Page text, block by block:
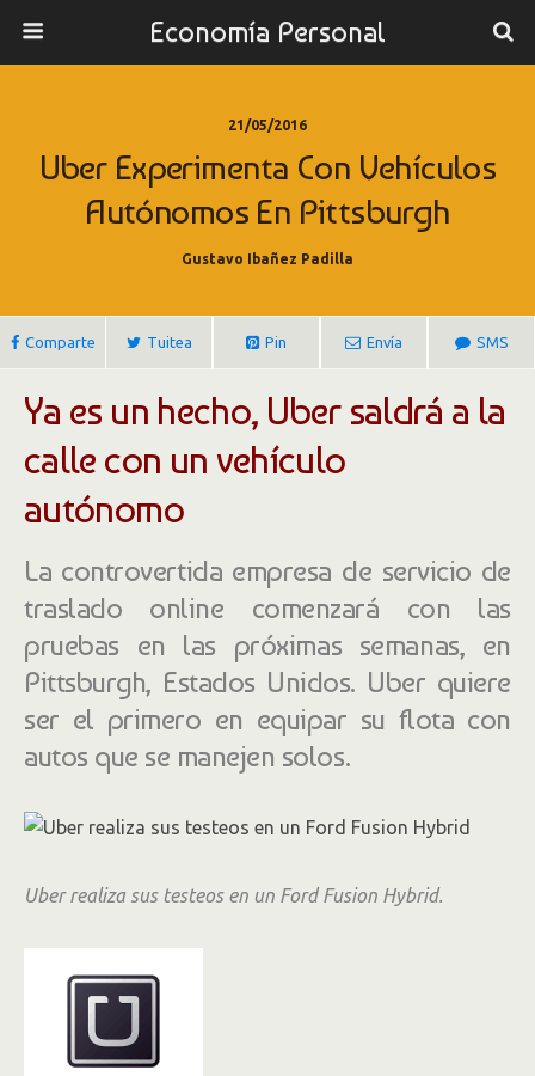
Economía Personal
21/05/2016
Uber Experimenta Con Vehículos
Autónomos En Pittsburgh
Gustavo Ibañez Padilla
Comparte Tuitea Pin Envía SMS
Ya es un hecho, Uber saldrá a la
calle con un vehículo
autónomo
La controvertida empresa de servicio de
traslado online comenzará con las
pruebas en las próximas semanas, en
Pittsburgh, Estados Unidos. Uber quiere
ser el primero en equipar su flota con
autos que se manejen solos.
Uber realiza sus testeos en un Ford Fusion Hybrid.